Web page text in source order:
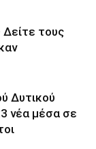
τους
Δυτικού
νέα μέσα σε